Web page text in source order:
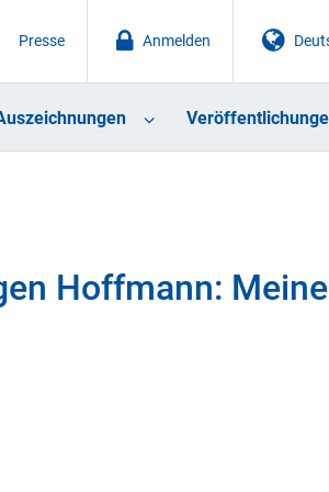
Anmelden
Presse
Hoffmann: Meine